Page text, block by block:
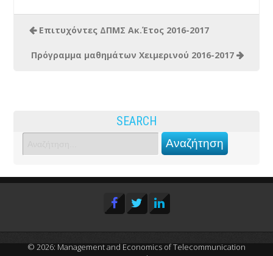
Επιτυχόντες ΔΠΜΣ Ακ.Έτος 2016-2017
Πρόγραμμα μαθημάτων Χειμερινού 2016-2017
SEARCH
© 2026: Management and Economics of Telecommunication